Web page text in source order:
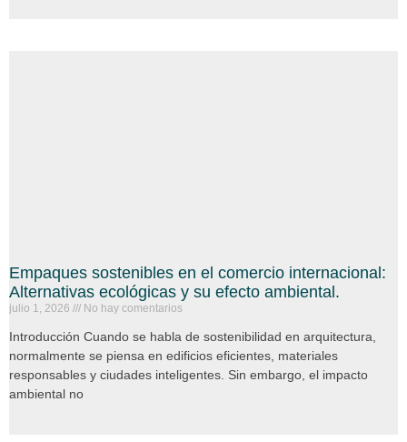
Empaques sostenibles en el comercio internacional:
Alternativas ecológicas y su efecto ambiental.
julio 1, 2026 No hay comentarios
Introducción Cuando se habla de sostenibilidad en arquitectura,
normalmente se piensa en edificios eficientes, materiales
responsables y ciudades inteligentes. Sin embargo, el impacto
ambiental no